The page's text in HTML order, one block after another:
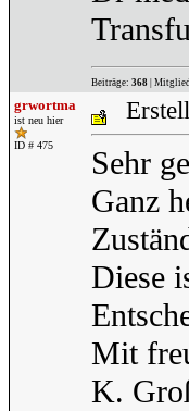
Beiträge: 368 |
grwortma
ist neu hier
ID # 475
Sehr
Ganz
Diese
Mit
K.